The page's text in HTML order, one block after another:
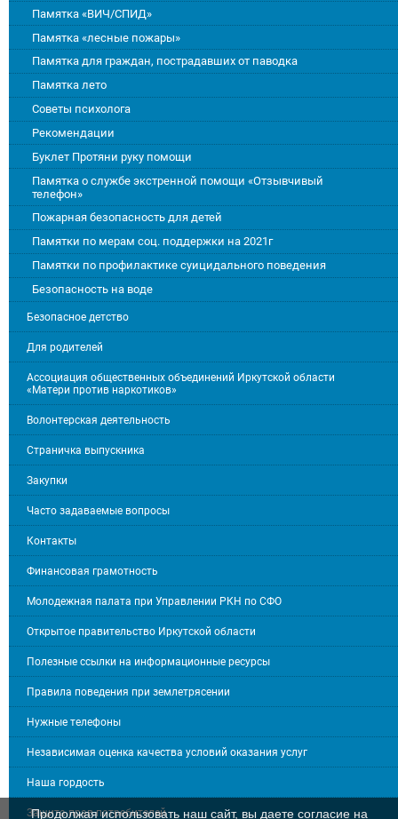
Памятка «ВИЧ/СПИД»
Памятка «лесные пожары»
Памятка для граждан, пострадавших от паводка
Памятка лето
Советы психолога
Рекомендации
Буклет Протяни руку помощи
Памятка о службе экстренной помощи «Отзывчивый
телефон»
Пожарная безопасность для детей
Памятки по мерам соц. поддержки на 2021г
Памятки по профилактике суицидального поведения
Безопасность на воде
Безопасное детство
Для родителей
Ассоциация общественных объединений Иркутской области
«Матери против наркотиков»
Волонтерская деятельность
Страничка выпускника
Закупки
Часто задаваемые вопросы
Контакты
Финансовая грамотность
Молодежная палата при Управлении РКН по СФО
Открытое правительство Иркутской области
Полезные ссылки на информационные ресурсы
Правила поведения при землетрясении
Нужные телефоны
Независимая оценка качества условий оказания услуг
Наша гордость
Защита прав потребителей
Продолжая использовать наш сайт, вы даете согласие на